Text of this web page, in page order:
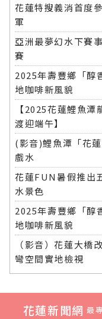
花蓮特搜義消首度
軍
亞洲最夢幻水下賽
賽
2025年壽豐鄉「
地咖啡新風貌
【2025花蓮鯉魚
渡迎端午】
(影音)鯉魚潭「花
戲水
花蓮FUN暑假推出
水景色
2025年壽豐鄉「
地咖啡新風貌
（影音）花蓮大
彎空間實地檢視
花蓮新聞網 最